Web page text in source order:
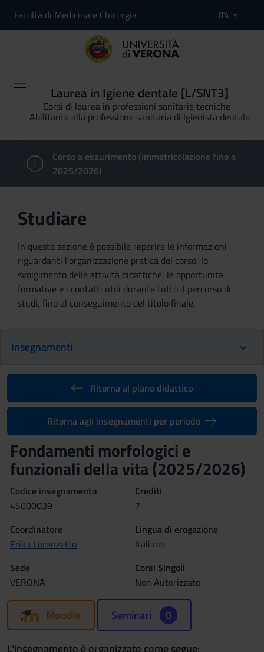
Facoltà di Medicina e Chirurgia ITA
Laurea in Igiene dentale [L/SNT3]
Corsi di laurea in professioni sanitarie tecniche -
Abilitante alla professione sanitaria di Igienista dentale
Corso a esaurimento (Immatricolazione fino a
2025/2026)
Studiare
In questa sezione è possibile reperire le informazioni
riguardanti l'organizzazione pratica del corso, lo
svolgimento delle attività didattiche, le opportunità
formative e i contatti utili durante tutto il percorso di
studi, fino al conseguimento del titolo finale.
Insegnamenti
Ritorna al piano didattico
Ritorna agli insegnamenti per periodo
Fondamenti morfologici e
funzionali della vita (2025/2026)
Codice insegnamento
4S000039
Crediti
7
Coordinatore
Erika Lorenzetto
Lingua di erogazione
Italiano
Sede
VERONA
Corsi Singoli
Non Autorizzato
Moodle Seminari 0
L'insegnamento è organizzato come segue: